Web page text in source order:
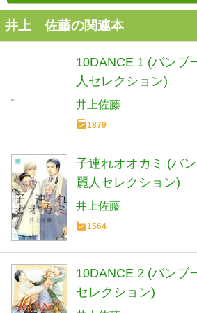
井上 佐藤の関連本
10DANCE 1 (バンブ
人セレクション)
井上佐藤
1879
子連れオオカミ (バ
麗人セレクション)
井上佐藤
1564
10DANCE 2 (バンブ
セレクション)